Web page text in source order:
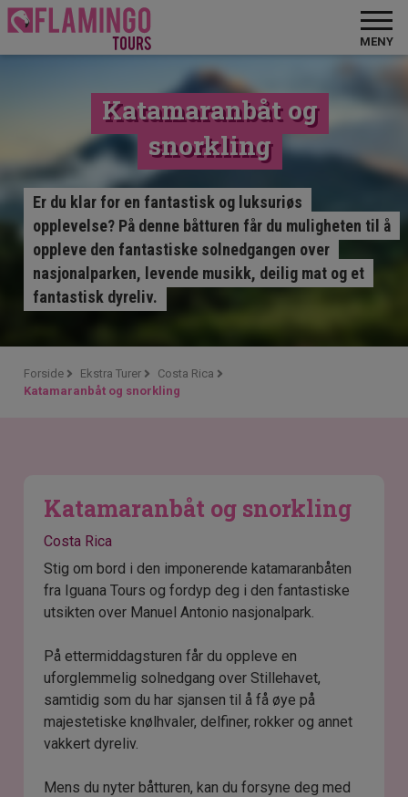
MENY
Katamaranbåt og
snorkling
Er du klar for en fantastisk og luksuriøs
opplevelse? På denne båtturen får du muligheten til å
oppleve den fantastiske solnedgangen over
nasjonalparken, levende musikk, deilig mat og et
fantastisk dyreliv.
Forside Ekstra Turer
Costa Rica
Katamaranbåt og snorkling
Katamaranbåt og snorkling
Costa Rica
Stig om bord i den imponerende katamaranbåten
fra Iguana Tours og fordyp deg i den fantastiske
utsikten over Manuel Antonio nasjonalpark.
På ettermiddagsturen får du oppleve en
uforglemmelig solnedgang over Stillehavet,
samtidig som du har sjansen til å få øye på
majestetiske knølhvaler, delfiner, rokker og annet
vakkert dyreliv.
Mens du nyter båtturen, kan du forsyne deg med